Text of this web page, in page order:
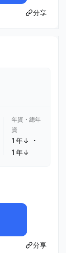
分享
年資・總年
資
1 年↓ ・
1 年↓
分享